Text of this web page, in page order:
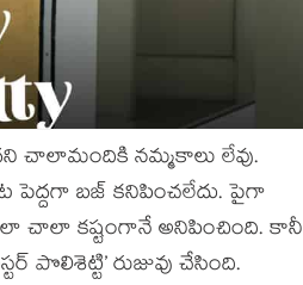
చాలామందికి నమ్మకాలు లేవు.
బజ్ కనిపించలేదు. పైగా
చాలా కష్టంగానే అనిపించింది. కానీ
పొలిశెట్టి’ రుజువు చేసింది.